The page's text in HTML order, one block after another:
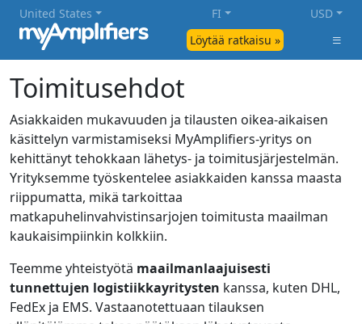
Löytää ratkaisu »
United States FI USD
Toimitusehdot
Asiakkaiden mukavuuden ja tilausten oikea-aikaisen
käsittelyn varmistamiseksi MyAmplifiers-yritys on
kehittänyt tehokkaan lähetys- ja toimitusjärjestelmän.
Yrityksemme työskentelee asiakkaiden kanssa maasta
riippumatta, mikä tarkoittaa
matkapuhelinvahvistinsarjojen toimitusta maailman
kaukaisimpiinkin kolkkiin.
Teemme yhteistyötä maailmanlaajuisesti
tunnettujen logistiikkayritysten kanssa, kuten DHL,
FedEx ja EMS. Vastaanotettuaan tilauksen